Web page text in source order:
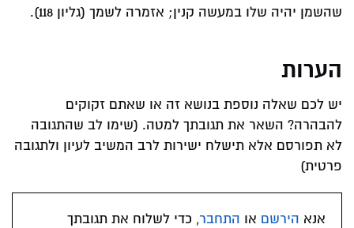
שהשמן יהיה שלו במעשה קנין; אזמרה לשמך (גליון 118).
הערות
יש לכם שאלה נוספת בנושא זה או שאתם זקוקים
להבהרה? השאר את תגובתך למטה. (שימו לב שהתגובה
לא תפורסם אלא תישלח ישירות לרב המשיב לעיון ולתגובה
פרטית)
אנא הירשם או התחבר, כדי לשלוח את תגובתך